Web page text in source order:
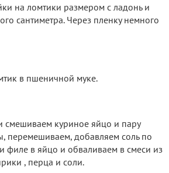
на ломтики размером с ладонь и
сантиметра. Через пленку немного
в пшеничной муке.
смешиваем куриное яйцо и пару
перемешиваем, добавляем соль по
филе в яйцо и обваливаем в смеси из
, перца и соли.